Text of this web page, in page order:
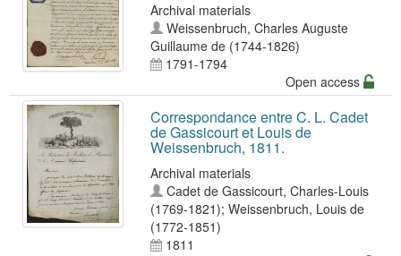
Archival materials
Weissenbruch, Charles Auguste
Guillaume de (1744-1826)
1791-1794
Open access
Correspondance entre C. L. Cadet
de Gassicourt et Louis de
Weissenbruch, 1811.
Archival materials
Cadet de Gassicourt, Charles-Louis
(1769-1821); Weissenbruch, Louis de
(1772-1851)
1811